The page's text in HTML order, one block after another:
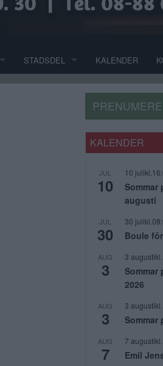
STADSDEL KALENDER
KALENDER
JUL
10
10
Sommar
augusti
JUL
30
30
Boule
AUG
3
3
2026
AUG
3
3
Sommar
AUG
7
7
Emil